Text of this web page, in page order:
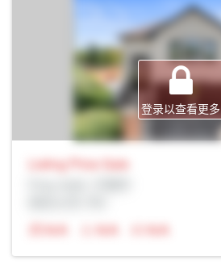
登录以查看更多
Listing Price Sale
N/A
N/A N/A